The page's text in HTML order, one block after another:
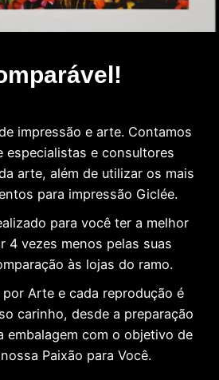
impressão e arte. Contamos
especialistas e consultores
arte, além de utilizar os mais
para impressão Giclée.
para você ter a melhor
4 vezes menos pelas suas
às lojas do ramo.
Arte e cada reprodução é
carinho, desde a preparação
embalagem com o objetivo de
Paixão para Você.